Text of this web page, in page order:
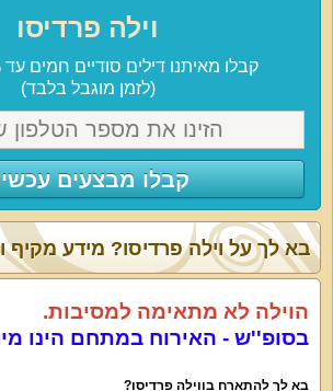
וילה פרדיסו
קבלו מאיתנו דילים סודיים חמים עד 50% הנחה!
(לזמן מוגבל בלבד)
קבלו מבצעים
בא לך על וילה פרדיסו? מידע מקיף
הוילה לא מתאימה למסיבות.
בסופ''ש - האירוח במתחם הינו מינימום 2
בא לך להתארח בווילה פרדיסו?